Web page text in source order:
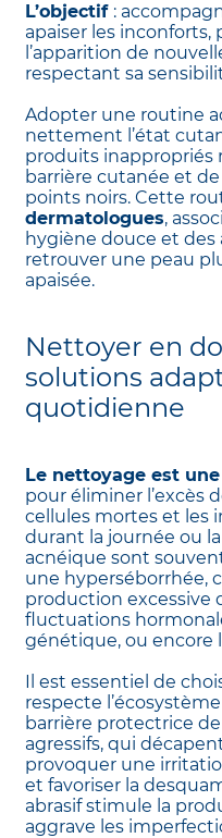
L’objectif :
apaiser les inconforts,
l’apparition de
respectant sa
Adopter une routine
nettement l’état
produits inappropriés
barrière cutanée et
points noirs. Cette
dermatologues,
hygiène douce et
retrouver une peau
apaisée.
Nettoyer en
solutions
quotidienne
Le nettoyage est
pour éliminer l’excès
cellules mortes et les
durant la journée ou
acnéique sont
une hyperséborrhée,
production excessive
fluctuations
génétique, ou encore
Il est essentiel de
respecte
barrière protectrice
agressifs, qui
provoquer une
et favoriser la
abrasif stimule la
aggrave les